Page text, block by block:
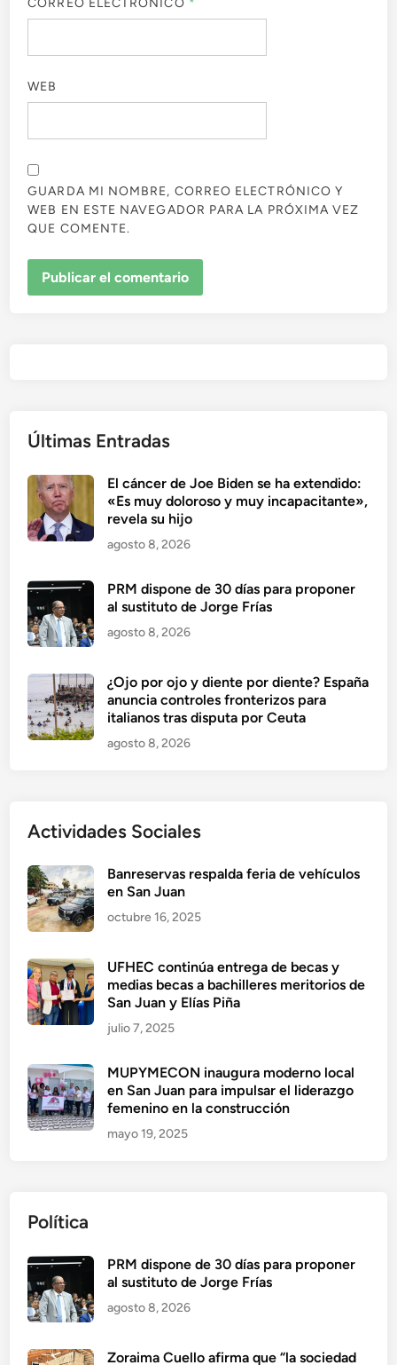
WEB
GUARDA MI NOMBRE, CORREO ELECTRÓNICO Y
WEB EN ESTE NAVEGADOR PARA LA PRÓXIMA VEZ
QUE COMENTE.
Últimas Entradas
El cáncer de Joe Biden se ha extendido:
«Es muy doloroso y muy incapacitante»,
revela su hijo
agosto 8, 2026
PRM dispone de 30 días para proponer
al sustituto de Jorge Frías
agosto 8, 2026
¿Ojo por ojo y diente por diente? España
anuncia controles fronterizos para
italianos tras disputa por Ceuta
agosto 8, 2026
Actividades Sociales
Banreservas respalda feria de vehículos
en San Juan
octubre 16, 2025
UFHEC continúa entrega de becas y
medias becas a bachilleres meritorios de
San Juan y Elías Piña
julio 7, 2025
MUPYMECON inaugura moderno local
en San Juan para impulsar el liderazgo
femenino en la construcción
mayo 19, 2025
Política
PRM dispone de 30 días para proponer
al sustituto de Jorge Frías
agosto 8, 2026
Zoraima Cuello afirma que “la sociedad